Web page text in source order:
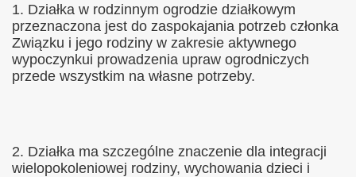
1. Działka w rodzinnym ogrodzie działkowym
przeznaczona jest do zaspokajania potrzeb członka
Związku i jego rodziny w zakresie aktywnego
wypoczynkui prowadzenia upraw ogrodniczych
przede wszystkim na własne potrzeby.
2. Działka ma szczególne znaczenie dla integracji
wielopokoleniowej rodziny, wychowania dzieci i